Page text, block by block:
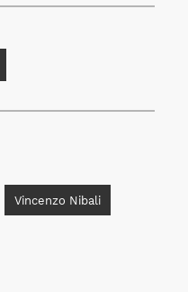
Vincenzo Nibali